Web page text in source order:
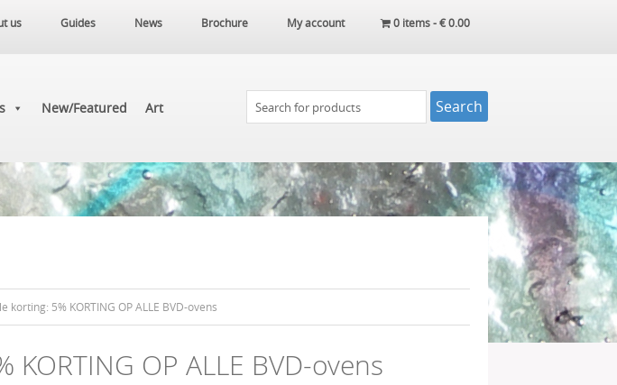
us Guides News Brochure My account 0 items -€0.00
New/Featured Art
korting: 5% KORTING OP ALLE BVD-ovens
KORTING OP ALLE BVD-ovens